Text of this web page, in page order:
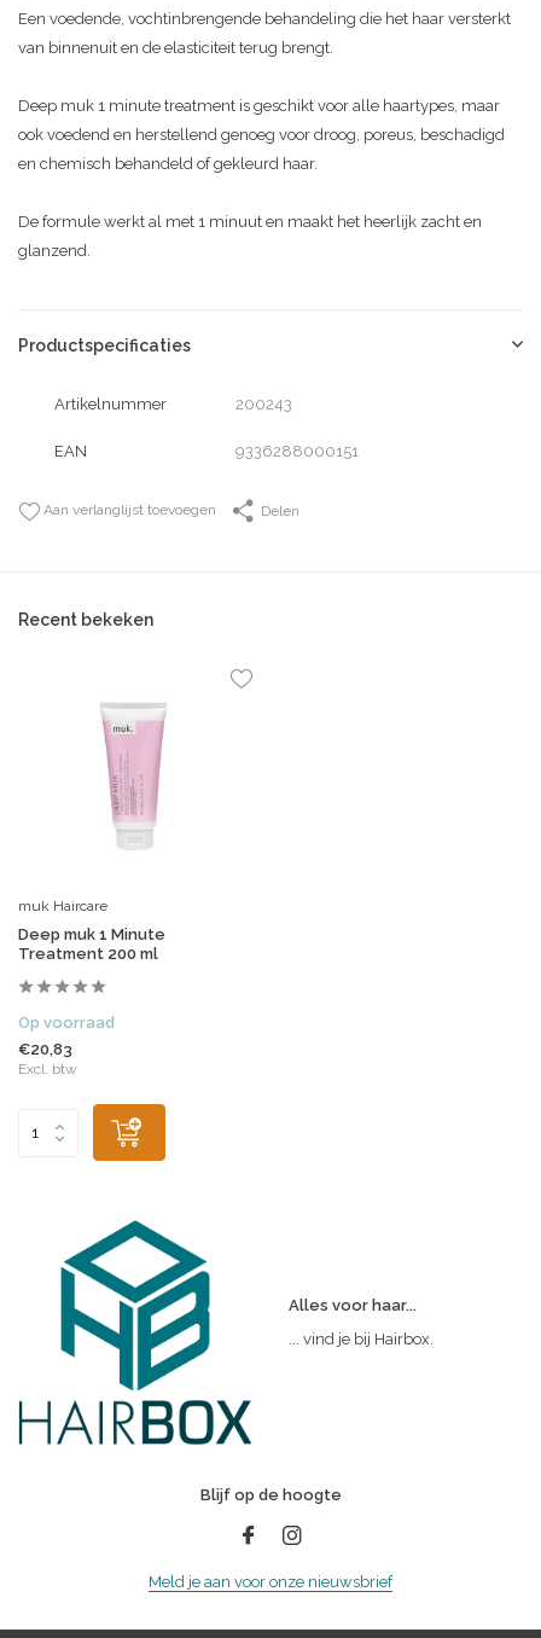
Een voedende, vochtinbrengende behandeling die het haar versterkt
van binnenuit en de elasticiteit terug brengt.
Deep muk 1 minute treatment is geschikt voor alle haartypes, maar
ook voedend en herstellend genoeg voor droog, poreus, beschadigd
en chemisch behandeld of gekleurd haar.
De formule werkt al met 1 minuut en maakt het heerlijk zacht en
glanzend.
Productspecificaties
Artikelnummer 200243
EAN 9336288000151
Aan verlanglijst toevoegen Delen
Recent bekeken
muk Haircare
Deep muk 1 Minute
Treatment 200 ml
Op voorraad
€20,83
Excl. btw
Alles voor haar...
... vind je bij Hairbox.
Blijf op de hoogte
Meld je aan voor onze nieuwsbrief